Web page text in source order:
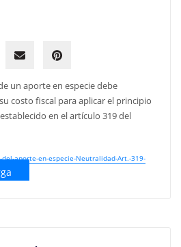
un aporte en especie debe
costo fiscal para aplicar el principio
en el artículo 319 del
del-aporte-en-especie-Neutralidad-Art.-319-